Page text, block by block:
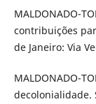
MALDONADO-
contribuições
de Janeiro: Via
MALDONADO-
decolonialidade.